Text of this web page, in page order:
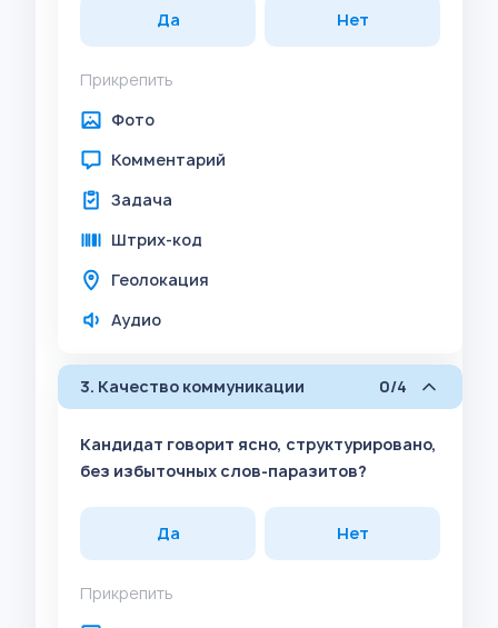
Да Нет
Прикрепить
Фото
Комментарий
Задача
Штрих-код
Геолокация
Аудио
3. Качество коммуникации 0/4
Кандидат говорит ясно, структурировано,
без избыточных слов-паразитов?
Да Нет
Прикрепить